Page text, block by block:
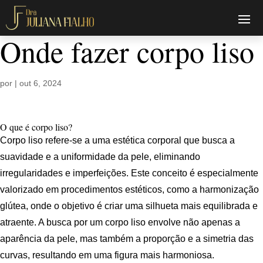
Onde fazer corpo liso
por | out 6, 2024
O que é corpo liso?
Corpo liso refere-se a uma estética corporal que busca a
suavidade e a uniformidade da pele, eliminando
irregularidades e imperfeições. Este conceito é especialmente
valorizado em procedimentos estéticos, como a harmonização
glútea, onde o objetivo é criar uma silhueta mais equilibrada e
atraente. A busca por um corpo liso envolve não apenas a
aparência da pele, mas também a proporção e a simetria das
curvas, resultando em uma figura mais harmoniosa.